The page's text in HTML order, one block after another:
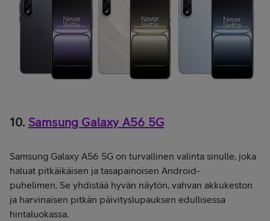
10. Samsung Galaxy A56 5G
Samsung Galaxy A56 5G on turvallinen valinta sinulle, joka
haluat pitkäikäisen ja tasapainoisen Android-
puhelimen. Se yhdistää hyvän näytön, vahvan akkukeston
ja harvinaisen pitkän päivityslupauksen edullisessa
hintaluokassa.